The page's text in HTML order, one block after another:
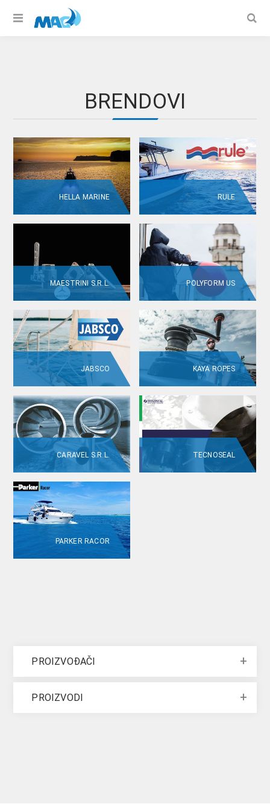
BRENDOVI
HELLA MARINE RULE
MAESTRINI S.R.L. POLYFORM US
JABSCO KAYA ROPES
CARAVEL S.R.L. TECNOSEAL
PARKER RACOR
PROIZVOĐAČI
PROIZVODI